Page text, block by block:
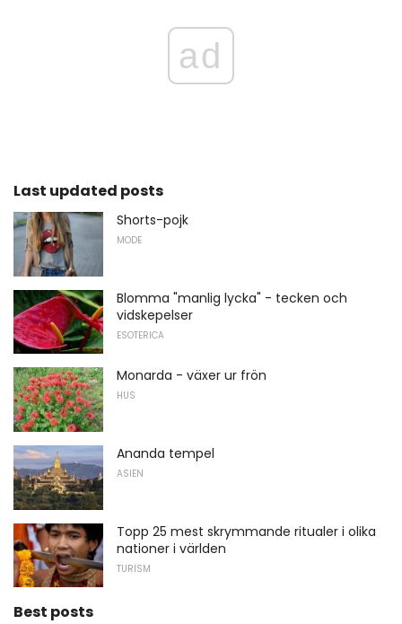
ad
Last updated posts
Shorts-pojk
MODE
Blomma "manlig lycka" - tecken och
vidskepelser
ESOTERICA
Monarda - växer ur frön
HUS
Ananda tempel
ASIEN
Topp 25 mest skrymmande ritualer i olika
nationer i världen
TURISM
Best posts